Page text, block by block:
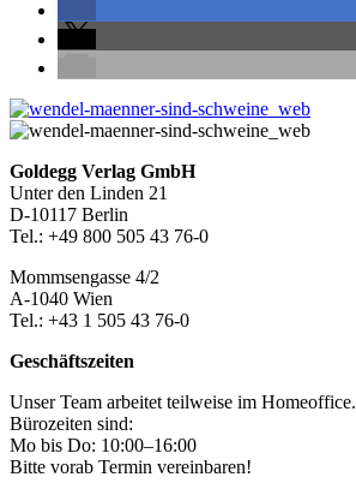
Seitenleiste
Footer-
Section
Goldegg Verlag GmbH
Unter den Linden 21
D-10117 Berlin
Tel.: +49 800 505 43 76-0
Mommsengasse 4/2
A-1040 Wien
Tel.: +43 1 505 43 76-0
Geschäftszeiten
Unser Team arbeitet teilweise im Homeoffice.
Bürozeiten sind:
Mo bis Do: 10:00–16:00
Bitte vorab Termin vereinbaren!